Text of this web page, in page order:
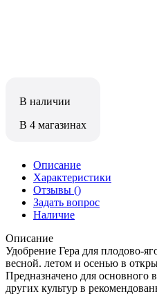
В наличии
В 4 магазинах
Описание
Характеристики
Отзывы ()
Задать вопрос
Наличие
Описание
Удобрение Гера для плодово-
весной. летом и осенью в
Предназначено для основного
других культур в